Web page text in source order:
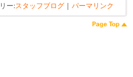
ー:スタッフブログ | パーマリンク